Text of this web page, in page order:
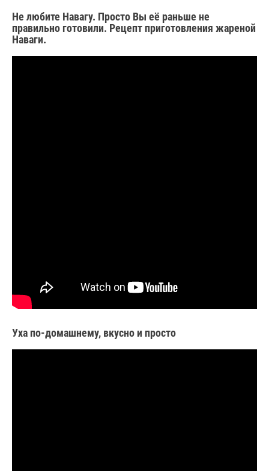
Не любите Навагу. Просто Вы её раньше не
правильно готовили. Рецепт приготовления жареной
Наваги.
Уха по-домашнему, вкусно и просто